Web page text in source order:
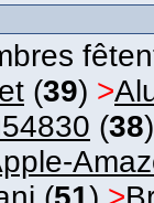
(39) >
(38